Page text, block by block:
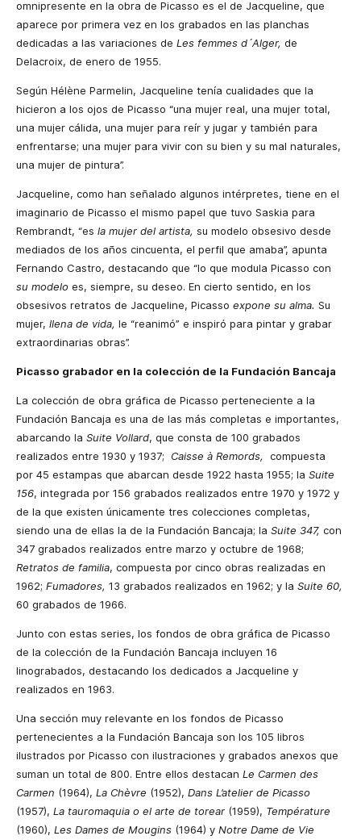
omnipresente en la obra de Picasso es el de Jacqueline, que
aparece por primera vez en los grabados en las planchas
dedicadas a las variaciones de Les femmes d´Alger, de
Delacroix, de enero de 1955.
Según Hélène Parmelin, Jacqueline tenía cualidades que la
hicieron a los ojos de Picasso “una mujer real, una mujer total,
una mujer cálida, una mujer para reír y jugar y también para
enfrentarse; una mujer para vivir con su bien y su mal naturales,
una mujer de pintura”.
Jacqueline, como han señalado algunos intérpretes, tiene en el
imaginario de Picasso el mismo papel que tuvo Saskia para
Rembrandt, “es la mujer del artista, su modelo obsesivo desde
mediados de los años cincuenta, el perfil que amaba”, apunta
Fernando Castro, destacando que “lo que modula Picasso con
su modelo es, siempre, su deseo. En cierto sentido, en los
obsesivos retratos de Jacqueline, Picasso expone su alma. Su
mujer, llena de vida, le “reanimó” e inspiró para pintar y grabar
extraordinarias obras”.
Picasso grabador en la colección de la Fundación Bancaja
La colección de obra gráfica de Picasso perteneciente a la
Fundación Bancaja es una de las más completas e importantes,
abarcando la Suite Vollard, que consta de 100 grabados
realizados entre 1930 y 1937; Caisse à Remords,
compuesta
por 45 estampas que abarcan desde 1922 hasta 1955; la Suite
156, integrada por 156 grabados realizados entre 1970 y 1972 y
de la que existen únicamente tres colecciones completas,
siendo una de ellas la de la Fundación Bancaja; la Suite 347, con
347 grabados realizados entre marzo y octubre de 1968;
Retratos de familia, compuesta por cinco obras realizadas en
1962; Fumadores, 13 grabados realizados en 1962; y la Suite 60,
60 grabados de 1966.
Junto con estas series, los fondos de obra gráfica de Picasso
de la colección de la Fundación Bancaja incluyen 16
linograbados, destacando los dedicados a Jacqueline y
realizados en 1963.
Una sección muy relevante en los fondos de Picasso
pertenecientes a la Fundación Bancaja son los 105 libros
ilustrados por Picasso con ilustraciones y grabados anexos que
suman un total de 800. Entre ellos destacan Le Carmen des
Carmen (1964), La Chèvre (1952), Dans L’atelier de Picasso
(1957), La tauromaquia o el arte de torear (1959), Température
(1960), Les Dames de Mougins (1964) y Notre Dame de Vie